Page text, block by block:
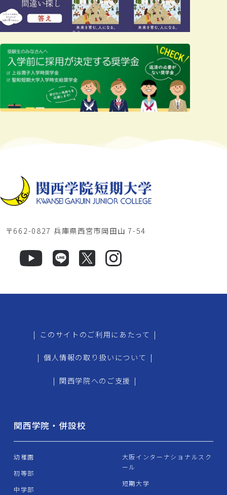
〒662-0827 兵庫県西宮市岡田山 7-54
| このサイトのご利用にあたって |
| 個人情報の取り扱いについて |
| 関西学院へのご支援 |
関西学院・併設校
幼稚園
初等部
中学部
大阪インターナショナルスク
ール
短期大学